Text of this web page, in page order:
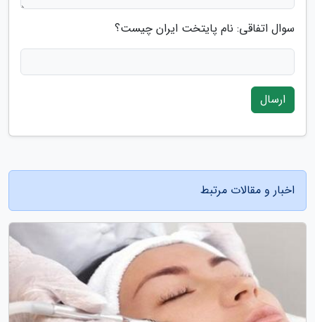
سوال اتفاقی: نام پایتخت ایران چیست؟
ارسال
اخبار و مقالات مرتبط